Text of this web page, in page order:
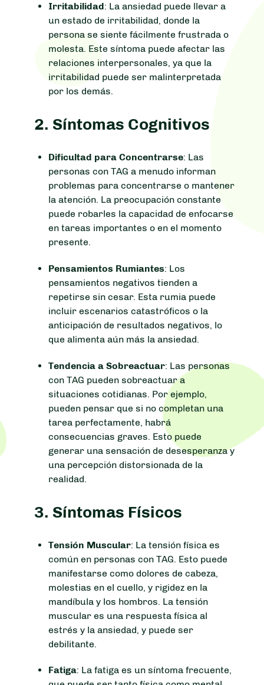
Irritabilidad: La ansiedad puede llevar a
un estado de irritabilidad, donde la
persona se siente fácilmente frustrada o
molesta. Este síntoma puede afectar las
relaciones interpersonales, ya que la
irritabilidad puede ser malinterpretada
por los demás.
2. Síntomas Cognitivos
Dificultad para Concentrarse: Las
personas con TAG a menudo informan
problemas para concentrarse o mantener
la atención. La preocupación constante
puede robarles la capacidad de enfocarse
en tareas importantes o en el momento
presente.
Pensamientos Rumiantes: Los
pensamientos negativos tienden a
repetirse sin cesar. Esta rumia puede
incluir escenarios catastróficos o la
anticipación de resultados negativos, lo
que alimenta aún más la ansiedad.
Tendencia a Sobreactuar: Las personas
con TAG pueden sobreactuar a
situaciones cotidianas. Por ejemplo,
pueden pensar que si no completan una
tarea perfectamente, habrá
consecuencias graves. Esto puede
generar una sensación de desesperanza y
una percepción distorsionada de la
realidad.
3. Síntomas Físicos
Tensión Muscular: La tensión física es
común en personas con TAG. Esto puede
manifestarse como dolores de cabeza,
molestias en el cuello, y rigidez en la
mandíbula y los hombros. La tensión
muscular es una respuesta física al
estrés y la ansiedad, y puede ser
debilitante.
Fatiga: La fatiga es un síntoma frecuente,